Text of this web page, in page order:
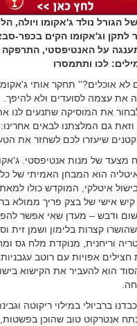
נולד ג'אקומו ויולה,
לתקן וג'אקומו הקים בכפר-
על האנטיפסטי,
לכו ותתמסרו
אוכלים?'' תחקר אותי
עצמה לסועדים ולא להיפך.
לבחור את המוסיקה שתנעים לנו
גם המלצתנו לבאים
שיעזרו לכם לשחזר את
של מנות אנטיפסטי.
הוא המבחן האמיתי של
איטלקי, המוקדש כולו
אישי של בצק פריך ממולא
ודבש – מעדן שאי אפשר
שהושרו קצרות בלימון ושמן זית
וריחנית, מנוקדת מלח גס
חצילים אפויות עם רוטב
הוא להעביר את הקישוא
ברביולי במילוי ריקוטה
נתח אנטרקוט טוב שהוכן